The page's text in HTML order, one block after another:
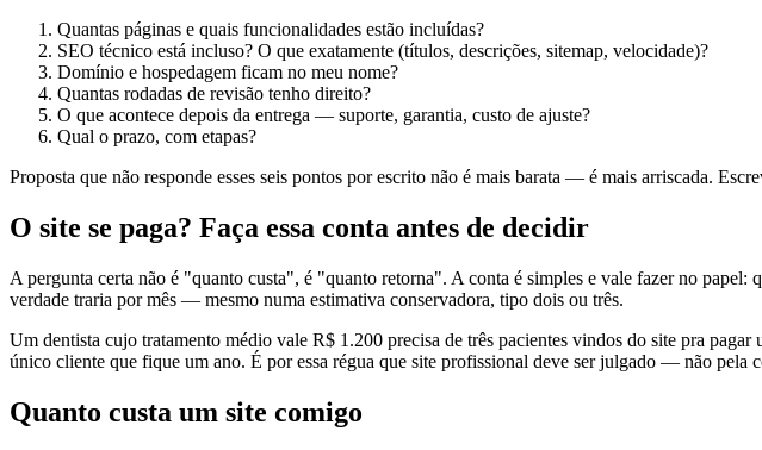
Quantas páginas e quais funcionalidades estão incluídas?
SEO técnico está incluso? O que exatamente (títulos, descrições, sitemap, velocidade)?
Domínio e hospedagem ficam no meu nome?
Quantas rodadas de revisão tenho direito?
O que acontece depois da entrega — suporte, garantia, custo de ajuste?
Qual o prazo, com etapas?
Proposta que não responde esses seis pontos por escrito não é mais barata — é mais arriscada.
O site se paga? Faça essa conta antes de decidir
A pergunta certa não é "quanto custa", é "quanto retorna". A conta é simples e vale fazer no
verdade traria por mês — mesmo numa estimativa conservadora, tipo dois ou três.
Um dentista cujo tratamento médio vale R$ 1.200 precisa de três pacientes vindos do site pra
único cliente que fique um ano. É por essa régua que site profissional deve ser julgado — não pela
Quanto custa um site comigo